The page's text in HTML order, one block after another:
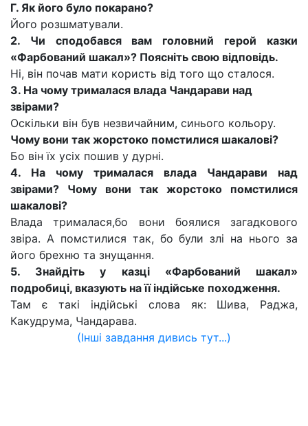
Г. Як його було покарано?
Його розшматували.
2. Чи сподобався вам головний герой казки
«Фарбований шакал»? Поясніть свою відповідь.
Ні, він почав мати користь від того що сталося.
3. На чому трималася влада Чандарави над
звірами?
Оскільки він був незвичайним, синього кольору.
Чому вони так жорстоко помстилися шакалові?
Бо він їх усіх пошив у дурні.
4. На чому трималася влада Чандарави над
звірами? Чому вони так жорстоко помстилися
шакалові?
Влада трималася,бо вони боялися загадкового
звіра. А помстилися так, бо були злі на нього за
його брехню та знущання.
5. Знайдіть у казці «Фарбований шакал»
подробиці, вказують на її індійське походження.
Там є такі індійські слова як: Шива, Раджа,
Какудрума, Чандарава.
(Інші завдання дивись тут...)